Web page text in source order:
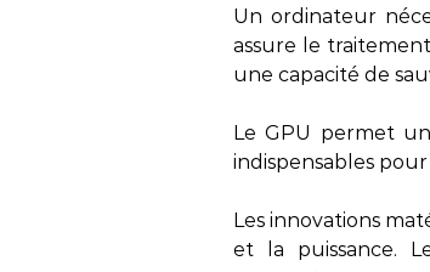
Un ordinateur
assure le
une capacité de
Le GPU permet
indispensables
Les innovations
et la puissance.